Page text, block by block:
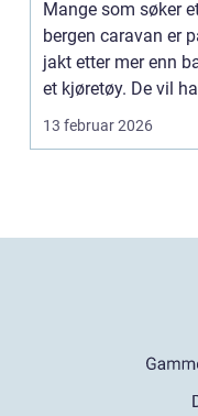
vestlandet
Mange som søker
bergen caravan er
jakt etter mer enn
et kjøretøy. De vil ha
frihet, fl...
13 februar 2026